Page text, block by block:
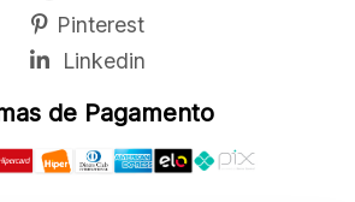
Pinterest
Linkedin
de Pagamento